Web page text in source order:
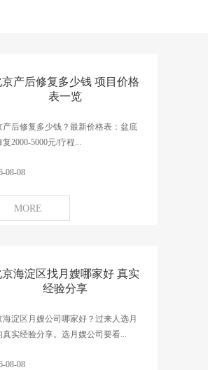
京产后修复多少钱 项目价格
表一览
产后修复多少钱？最新价格表：盆底
复2000-5000元/疗程...
08-08
MORE
京海淀区找月嫂哪家好 真实
经验分享
海淀区月嫂公司哪家好？过来人选月
真实经验分享。选月嫂公司要看...
08-08